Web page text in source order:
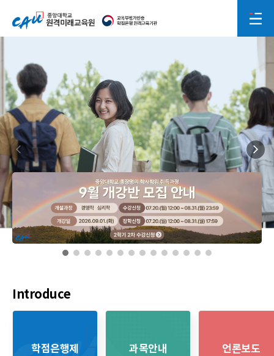
중앙대학교 원격미래교육원교육부평가인증 학점은행 원격교육기관
2026학년도 2학기 2차 수강신청
Introduce
학점은행제 과목안내 언론보도